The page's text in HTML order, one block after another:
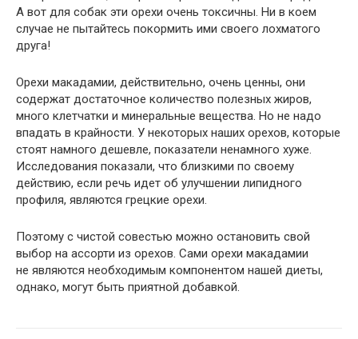
А вот для собак эти орехи очень токсичны. Ни в коем
случае не пытайтесь покормить ими своего лохматого
друга!
Орехи макадамии, действительно, очень ценны, они
содержат достаточное количество полезных жиров,
много клетчатки и минеральные вещества. Но не надо
впадать в крайности. У некоторых наших орехов, которые
стоят намного дешевле, показатели ненамного хуже.
Исследования показали, что близкими по своему
действию, если речь идет об улучшении липидного
профиля, являются грецкие орехи.
Поэтому с чистой совестью можно остановить свой
выбор на ассорти из орехов. Сами орехи макадамии
не являются необходимым компонентом нашей диеты,
однако, могут быть приятной добавкой.